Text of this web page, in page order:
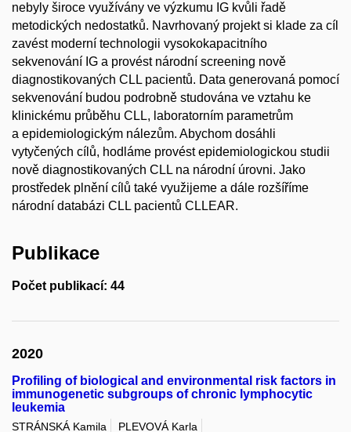
nebyly široce využívány ve výzkumu IG kvůli řadě
metodických nedostatků. Navrhovaný projekt si klade za cíl
zavést moderní technologii vysokokapacitního
sekvenování IG a provést národní screening nově
diagnostikovaných CLL pacientů. Data generovaná pomocí
sekvenování budou podrobně studována ve vztahu ke
klinickému průběhu CLL, laboratorním parametrům
a epidemiologickým nálezům. Abychom dosáhli
vytyčených cílů, hodláme provést epidemiologickou studii
nově diagnostikovaných CLL na národní úrovni. Jako
prostředek plnění cílů také využijeme a dále rozšíříme
národní databázi CLL pacientů CLLEAR.
Publikace
Počet publikací: 44
2020
Profiling of biological and environmental risk factors in
immunogenetic subgroups of chronic lymphocytic
leukemia
STRÁNSKÁ Kamila
PLEVOVÁ Karla